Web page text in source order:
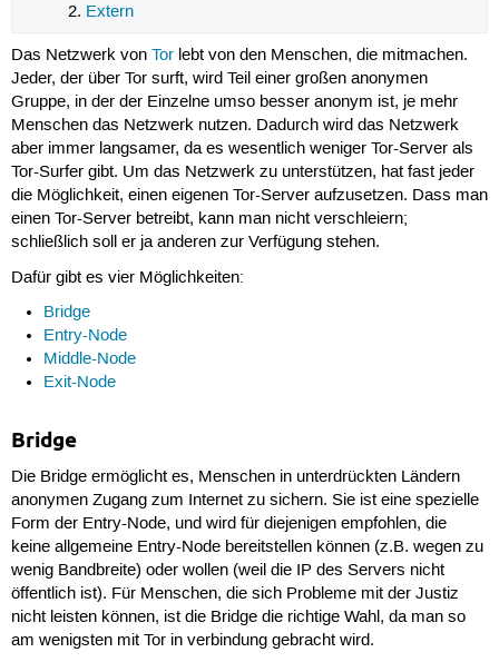
Extern
Das Netzwerk von Torlebt von den Menschen, die mitmachen.
Jeder, der über Tor surft, wird Teil einer großen anonymen
Gruppe, in der der Einzelne umso besser anonym ist, je mehr
Menschen das Netzwerk nutzen. Dadurch wird das Netzwerk
aber immer langsamer, da es wesentlich weniger Tor-Server als
Tor-Surfer gibt. Um das Netzwerk zu unterstützen, hat fast jeder
die Möglichkeit, einen eigenen Tor-Server aufzusetzen. Dass man
einen Tor-Server betreibt, kann man nicht verschleiern;
schließlich soll er ja anderen zur Verfügung stehen.
Dafür gibt es vier Möglichkeiten:
Bridge
Entry-Node
Middle-Node
Exit-Node
Bridge
Die Bridge ermöglicht es, Menschen in unterdrückten Ländern
anonymen Zugang zum Internet zu sichern. Sie ist eine spezielle
Form der Entry-Node, und wird für diejenigen empfohlen, die
keine allgemeine Entry-Node bereitstellen können (z.B. wegen zu
wenig Bandbreite) oder wollen (weil die IP des Servers nicht
öffentlich ist). Für Menschen, die sich Probleme mit der Justiz
nicht leisten können, ist die Bridge die richtige Wahl, da man so
am wenigsten mit Tor in verbindung gebracht wird.